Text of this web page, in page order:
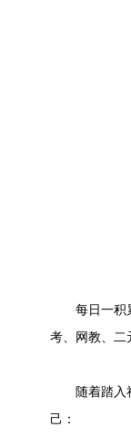
每日一积累
考、网教、二
随着踏入社
己：